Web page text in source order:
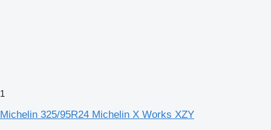
1
Michelin 325/95R24 Michelin X Works XZY